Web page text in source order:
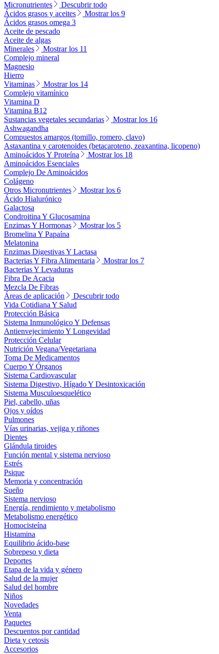
Micronutrientes
Descubrir todo
Ácidos grasos y aceites
Mostrar los 9
Ácidos grasos omega 3
Aceite de pescado
Aceite de algas
Minerales
Mostrar los 11
Complejo mineral
Magnesio
Hierro
Vitaminas
Mostrar los 14
Complejo vitamínico
Vitamina D
Vitamina B12
Sustancias vegetales secundarias
Mostrar los 16
Ashwagandha
Compuestos amargos (tomillo, romero, clavo)
Astaxantina y carotenoides (betacaroteno, zeaxantina, licopeno)
Aminoácidos Y Proteína
Mostrar los 18
Aminoácidos Esenciales
Complejo De Aminoácidos
Colágeno
Otros Micronutrientes
Mostrar los 6
Ácido Hialurónico
Galactosa
Condroitina Y Glucosamina
Enzimas Y Hormonas
Mostrar los 5
Bromelina Y Papaína
Melatonina
Enzimas Digestivas Y Lactasa
Bacterias Y Fibra Alimentaria
Mostrar los 7
Bacterias Y Levaduras
Fibra De Acacia
Mezcla De Fibras
Áreas de aplicación
Descubrir todo
Vida Cotidiana Y Salud
Protección Básica
Sistema Inmunológico Y Defensas
Antienvejecimiento Y Longevidad
Protección Celular
Nutrición Vegana/Vegetariana
Toma De Medicamentos
Cuerpo Y Órganos
Sistema Cardiovascular
Sistema Digestivo, Hígado Y Desintoxicación
Sistema Musculoesquelético
Piel, cabello, uñas
Ojos y oídos
Pulmones
Vías urinarias, vejiga y riñones
Dientes
Glándula tiroides
Función mental y sistema nervioso
Estrés
Psique
Memoria y concentración
Sueño
Sistema nervioso
Energía, rendimiento y metabolismo
Metabolismo energético
Homocisteína
Histamina
Equilibrio ácido-base
Sobrepeso y dieta
Deportes
Etapa de la vida y género
Salud de la mujer
Salud del hombre
Niños
Novedades
Venta
Paquetes
Descuentos por cantidad
Dieta y cetosis
Accesorios